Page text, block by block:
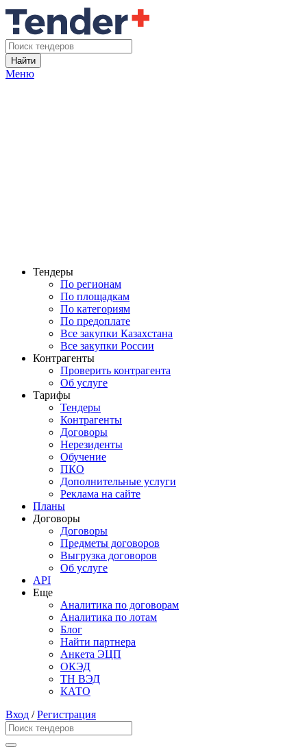
Найти
Меню
Тендеры
По регионам
По площадкам
По категориям
По предоплате
Все закупки Казахстана
Все закупки России
Контрагенты
Проверить контрагента
Об услуге
Тарифы
Тендеры
Контрагенты
Договоры
Нерезиденты
Обучение
ПКО
Дополнительные услуги
Реклама на сайте
Планы
Договоры
Договоры
Предметы договоров
Выгрузка договоров
Об услуге
API
Еще
Аналитика по договорам
Аналитика по лотам
Блог
Найти партнера
Анкета ЭЦП
ОКЭД
ТН ВЭД
КАТО
Вход /Регистрация